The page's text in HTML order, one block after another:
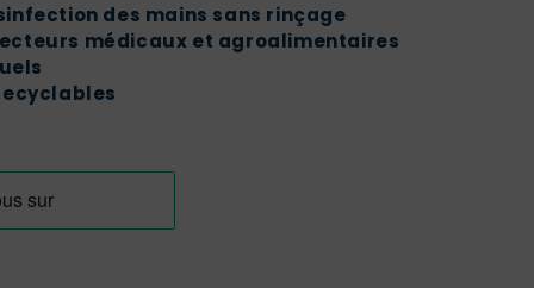
des mains sans rinçage
médicaux et agroalimentaires